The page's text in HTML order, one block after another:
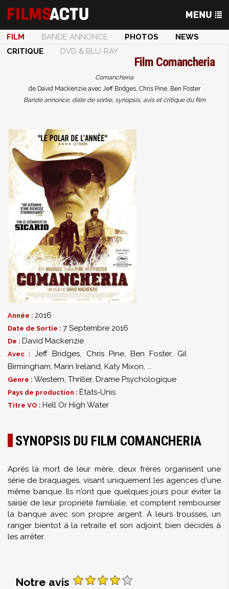
FILM BANDE ANNONCE PHOTOS
NEWS
CRITIQUE
DVD & BLU-RAY
Film Comancheria
Comancheria
de David Mackenzie avec Jeff Bridges, Chris Pine, Ben Foster
Bande annonce, date de sortie, synopsis, avis et critique du film
Année : 2016
Date de Sortie : 7 Septembre 2016
De : David Mackenzie
Avec :Jeff Bridges, Chris Pine, Ben Foster, Gil
Birmingham, Marin Ireland, Katy Mixon, ...
Genre : Western, Thriller, Drame Psychologique
Pays de production : États-Unis
Titre VO : Hell Or High Water
SYNOPSIS DU FILM COMANCHERIA
Après la mort de leur mère, deux frères organisent une
série de braquages, visant uniquement les agences d'une
même banque. Ils n'ont que quelques jours pour éviter la
saisie de leur propriété familiale, et comptent rembourser
la banque avec son propre argent. À leurs trousses, un
ranger bientot à la retraite et son adjoint, bien décidés à
les arrêter.
Notre avis